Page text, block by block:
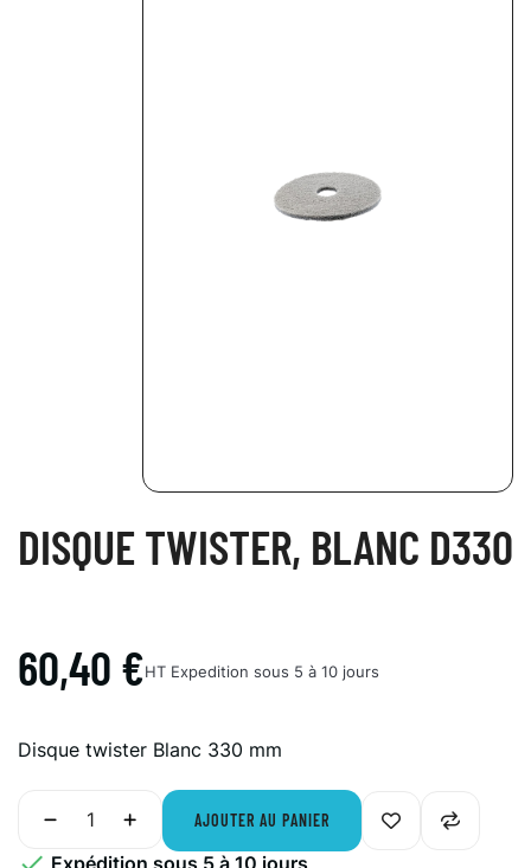
DISQUE TWISTER, BLANC D330
60,40 €HT Expedition sous 5 à 10 jours
Disque twister Blanc 330 mm
AJOUTER AU PANIER